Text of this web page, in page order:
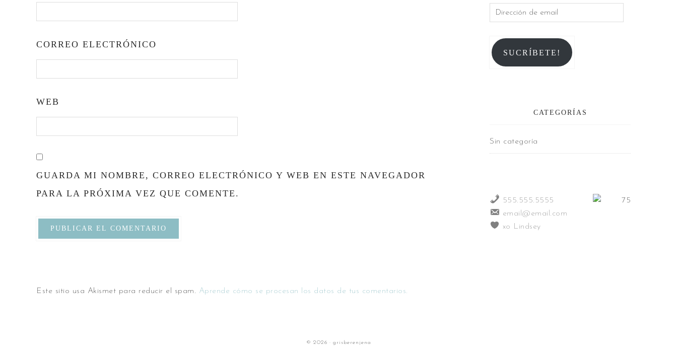
CORREO ELECTRÓNICO
WEB
GUARDA MI NOMBRE, CORREO ELECTRÓNICO Y WEB EN ESTE NAVEGADOR
PARA LA PRÓXIMA VEZ QUE COMENTE.
Este sitio usa Akismet para reducir el spam. Aprende cómo se procesan los datos de tus comentarios.
SUCRÍBETE!
CATEGORÍAS
Sin categoría
555.555.5555
email@email.com
xo Lindsey
© 2026 · grisberenjena